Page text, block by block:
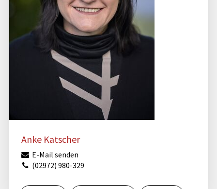
Anke Katscher
E-Mail senden
(02972) 980-329